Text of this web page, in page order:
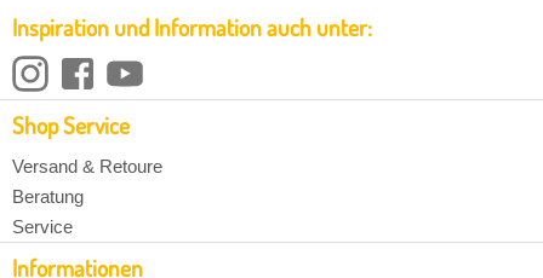
Inspiration und Information auch unter:
Shop Service
Versand & Retoure
Beratung
Service
Informationen